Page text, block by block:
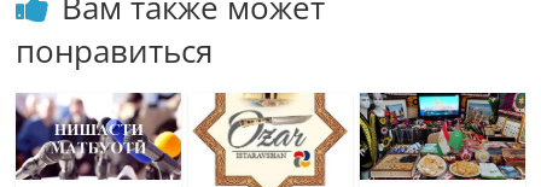
понравиться